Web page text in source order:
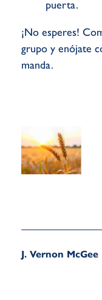
puerta.
¡No esperes!
grupo y enójate
manda.
J. Vernon McGee